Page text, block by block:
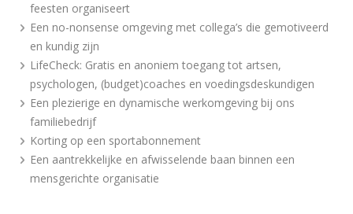
feesten organiseert
Een no-nonsense omgeving met collega’s die gemotiveerd
en kundig zijn
LifeCheck: Gratis en anoniem toegang tot artsen,
psychologen, (budget)coaches en voedingsdeskundigen
Een plezierige en dynamische werkomgeving bij ons
familiebedrijf
Korting op een sportabonnement
Een aantrekkelijke en afwisselende baan binnen een
mensgerichte organisatie